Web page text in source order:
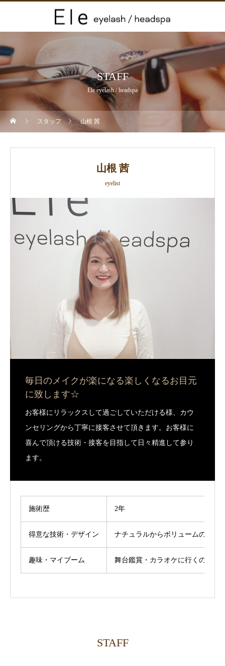
STAFF
Ele eyelash / headspa
スタッフ 山根 茜
山根 茜
eyelist
毎日のメイクが楽になる楽しくなるお目元
に致します☆
お客様にリラックスして過ごしていただける様、カウ
ンセリングから丁寧に接客させて頂きます。お客様に
喜んで頂ける技術・接客を目指して日々精進して参り
ます。
施術歴 2年
得意な技術・デザイン ナチュラルからボリュームのある
趣味・マイブーム 舞台鑑賞・カラオケに行くのが大
STAFF